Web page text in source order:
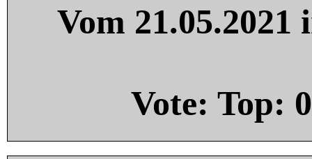
Vom
Vote: Top: 0